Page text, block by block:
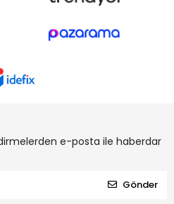
e-posta ile haberdar
Gönder